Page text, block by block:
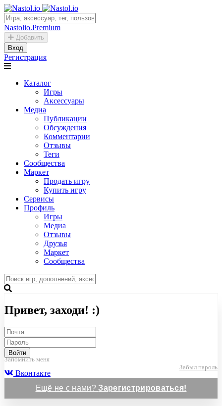
Nastolio.Premium
Добавить
Вход
Регистрация
Каталог
Игры
Аксессуары
Медиа
Публикации
Обсуждения
Комментарии
Отзывы
Теги
Сообщества
Маркет
Продать игру
Купить игру
Сервисы
Профиль
Игры
Медиа
Отзывы
Друзья
Маркет
Сообщества
Привет, заходи! :)
Войти
Запомнить меня
Забыл пароль
Вконтакте
Ещё не с нами?Зарегистрироваться!